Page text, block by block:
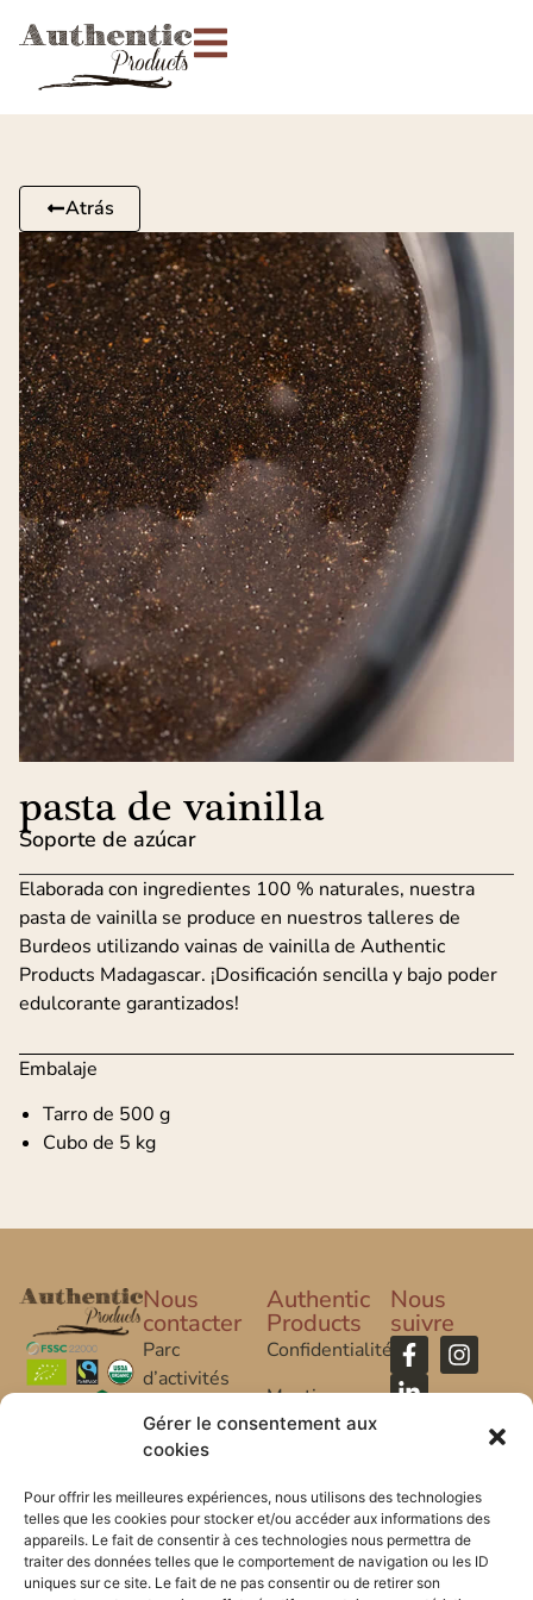
Gérer le consentement aux
cookies
Pour offrir les meilleures expériences, nous utilisons des technologies
telles que les cookies pour stocker et/ou accéder aux informations des
appareils. Le fait de consentir à ces technologies nous permettra de
traiter des données telles que le comportement de navigation ou les ID
uniques sur ce site. Le fait de ne pas consentir ou de retirer son
Atrás
pasta de vainilla
Soporte de azúcar
Elaborada con ingredientes 100 % naturales, nuestra
pasta de vainilla se produce en nuestros talleres de
Burdeos utilizando vainas de vainilla de Authentic
Products Madagascar. ¡Dosificación sencilla y bajo poder
edulcorante garantizados!
Embalaje
Tarro de 500 g
Cubo de 5 kg
Nous
contacter
Parc
d’activités
20 rue
33185 Le
Haillan –
FRANCE
Authentic
Products
Confidentialité
Mentions
Légales
Nous
suivre